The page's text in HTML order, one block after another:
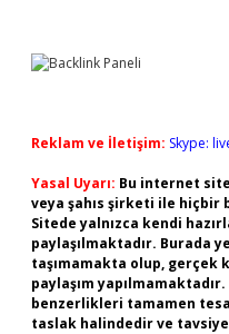
Reklam ve İletişim: Skype:
Yasal Uyarı: Bu internet
veya şahıs şirketi ile hiçbir
Sitede yalnızca kendi
paylaşılmaktadır. Burada
taşımamakta olup, gerçek
paylaşım
benzerlikleri tamamen
taslak halindedir ve